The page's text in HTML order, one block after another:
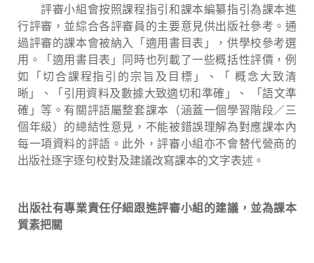
評審小組會按照課程指引和課本編纂指引為課本進
行評審，並綜合各評審員的主要意見供出版社參考。通
過評審的課本會被納入「適用書目表」，供學校參考選
用。「適用書目表」同時也列載了一些概括性評價，例
如「切合課程指引的宗旨及目標」、「 概念大致清
晰」、「引用資料及數據大致適切和準確」、
「語文準
確」等。有關評語屬整套課本（涵蓋一個學習階段／三
個年級）的總結性意見，不能被錯誤理解為對應課本內
每一項資料的評語。此外，評審小組亦不會替代營商的
出版社逐字逐句校對及建議改寫課本的文字表述。
出版社有專業責任仔細跟進評審小組的建議，並為課本
質素把關